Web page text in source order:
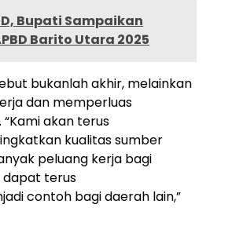
Bupati Sampaikan
Barito Utara 2025
bukanlah akhir, melainkan
dan memperluas
akan terus
kualitas sumber
peluang kerja bagi
dapat terus
contoh bagi daerah lain,”